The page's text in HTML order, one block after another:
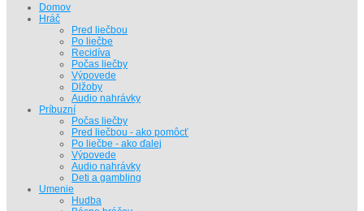
Domov
Hráč
Pred liečbou
Po liečbe
Recidíva
Počas liečby
Výpovede
Dlžoby
Audio nahrávky
Príbuzní
Počas liečby
Pred liečbou - ako pomôcť
Po liečbe - ako ďalej
Výpovede
Audio nahrávky
Deti a gambling
Umenie
Hudba